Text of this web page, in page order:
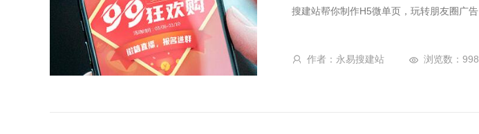
搜建站帮你制作H5微单页，玩转朋友圈广告
作者：永易搜建站 浏览数：998